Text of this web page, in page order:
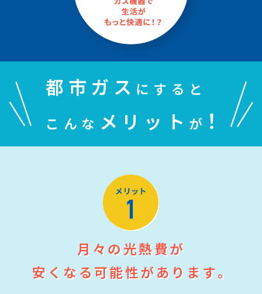
都市ガス にすると
こんな メリット が ！
月々の光熱費が
安くなる可能性があります。